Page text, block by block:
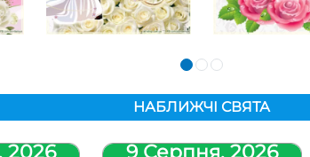
НАБЛИЖЧІ СВЯТА
2026 9 Серпня, 2026